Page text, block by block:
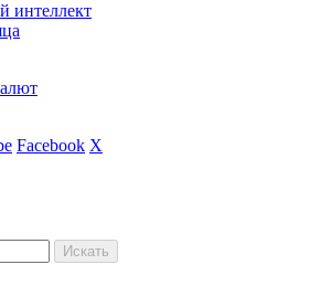
интеллект
Facebook X